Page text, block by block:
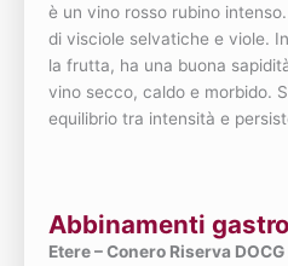
è un vino rosso rubino
di visciole selvatiche e viole.
la frutta, ha una buona
vino secco, caldo e morbido.
equilibrio tra intensità e
Abbinamenti
Etere – Conero Riserva